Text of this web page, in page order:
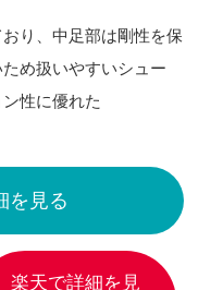
り、中足部は剛性を保
め扱いやすいシュー
性に優れた
を見る
楽天で詳細を見